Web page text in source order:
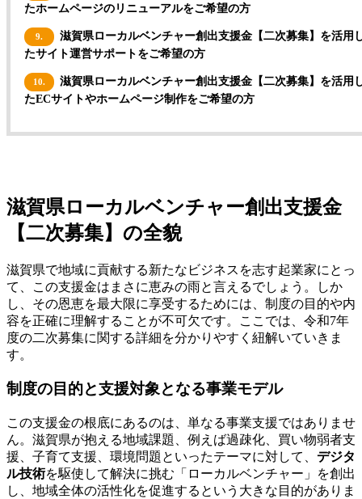
たホームページのリニューアルをご希望の方
9.
滋賀県ローカルベンチャー創出支援金【二次募集】を活用
たサイト運営サポートをご希望の方
10.
滋賀県ローカルベンチャー創出支援金【二次募集】を活用
たECサイトやホームページ制作をご希望の方
滋賀県ローカルベンチャー創出支援金
【二次募集】の全貌
滋賀県で地域に貢献する新たなビジネスを志す起業家にとっ
て、この支援金はまさに恵みの雨と言えるでしょう。しか
し、その恩恵を最大限に享受するためには、制度の目的や内
容を正確に理解することが不可欠です。ここでは、令和7年
度の二次募集に関する詳細を分かりやすく紐解いていきま
す。
制度の目的と支援対象となる事業モデル
この支援金の根底にあるのは、単なる事業支援ではありませ
ん。滋賀県が抱える地域課題、例えば過疎化、買い物弱者支
援、子育て支援、環境問題といったテーマに対して、 デジタ
ル技術を駆使して解決に挑む「ローカルベンチャー」を創出
し、地域全体の活性化を促進するという大きな目的がありま